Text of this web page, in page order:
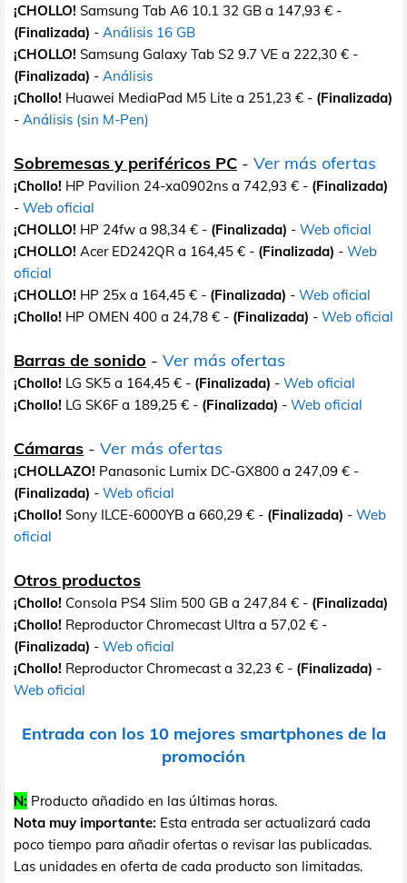
¡CHOLLO! Samsung Tab A6 10.1 32 GB a 147,93 € -
(Finalizada) - Análisis 16 GB
¡CHOLLO! Samsung Galaxy Tab S2 9.7 VE a 222,30 € -
(Finalizada) - Análisis
¡Chollo! Huawei MediaPad M5 Lite a 251,23 € - (Finalizada)
- Análisis (sin M-Pen)
Sobremesas y periféricos PC - Ver más ofertas
¡Chollo! HP Pavilion 24-xa0902ns a 742,93 € - (Finalizada)
- Web oficial
¡CHOLLO! HP 24fw a 98,34 € - (Finalizada) - Web oficial
¡CHOLLO! Acer ED242QR a 164,45 € - (Finalizada) - Web
oficial
¡CHOLLO! HP 25x a 164,45 € - (Finalizada) - Web oficial
¡Chollo! HP OMEN 400 a 24,78 € - (Finalizada) - Web oficial
Barras de sonido - Ver más ofertas
¡Chollo! LG SK5 a 164,45 € - (Finalizada) - Web oficial
¡Chollo! LG SK6F a 189,25 € - (Finalizada) - Web oficial
Cámaras - Ver más ofertas
¡CHOLLAZO! Panasonic Lumix DC-GX800 a 247,09 € -
(Finalizada) - Web oficial
¡Chollo! Sony ILCE-6000YB a 660,29 € - (Finalizada) - Web
oficial
Otros productos
¡Chollo! Consola PS4 Slim 500 GB a 247,84 € - (Finalizada)
¡Chollo! Reproductor Chromecast Ultra a 57,02 € -
(Finalizada) - Web oficial
¡Chollo! Reproductor Chromecast a 32,23 € - (Finalizada) -
Web oficial
Entrada con los 10 mejores smartphones de la
promoción
N: Producto añadido en las últimas horas.
Nota muy importante: Esta entrada ser actualizará cada
poco tiempo para añadir ofertas o revisar las publicadas.
Las unidades en oferta de cada producto son limitadas.